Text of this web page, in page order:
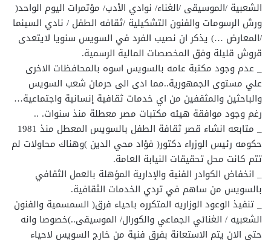
الشعبية /الموسيقى /الغناء/ نوادي الأدب/ مؤتمرات اليوم الواحد(
ورش الرسومات والفنون التشكيلية /ثقافه الطفل / نادي السينما
/المعارض …) يذكر ان نصيب الفرد في السويس سنويا لايتعدى
قروش قليلة وفق المخصصات المالية الرسمية.
_ عدم وجود مكتبة عامه بالسويس اسوه بالمحافظات الاخرى
علي مستوى الجمهورية..مما ادى الى حرمان شعب السويس
والباحثين والمثقفين من اي خدمات ثقافية إنسانية واجتماعية…
رغم وجود موافقة هيئه مكتبات مصر معطلة منذ سنوات. ..
_ متابعه انشاء قصر ثقافة الطفل بالسويس المعطل منذ 1981
حكومه رئيس الوزراء دكتور( فؤاد محي الدين )وهناك محاولات لم
تتم كانت محل تحقيقات النيابة العامة.
_ انخفاض الكوادر الفنية والإدارية المؤهلة بالعمل الثقافي
بالسويس من ساهم في تردي الخدمات الثقافية.
_ تنفيذ الوعود الوزاريه المتكرره باحياء فرق( السمسمية والفنون
الشعبيه / الغنائي الجماعي والكورال/ الموسيقى..)خصوصا وانه
حتى الان يتم الاستعانة بفرق فنية من خارج السويس لاحياء